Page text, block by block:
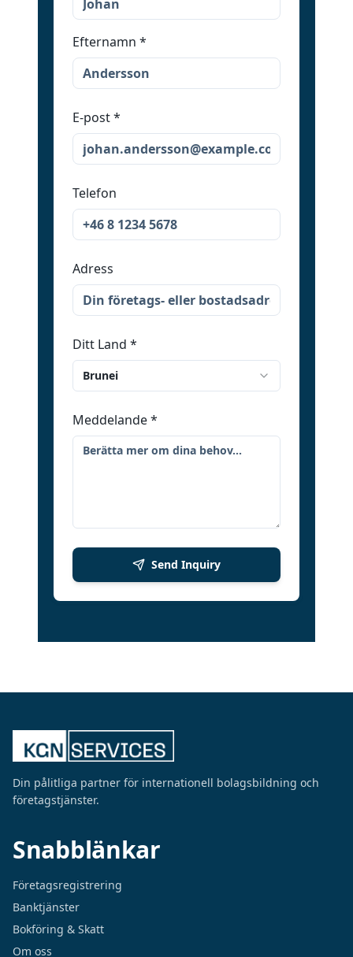
Efternamn *
E-post*
Telefon
Adress
Ditt Land *
Brunei
Meddelande*
Send Inquiry
Din pålitliga partner för internationell bolagsbildning och
företagstjänster.
Snabblänkar
Företagsregistrering
Banktjänster
Bokföring & Skatt
Om oss